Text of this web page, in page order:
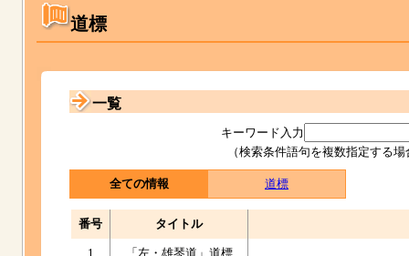
道標
一覧
キーワード入力
（検索条件語句を複数指定する
全ての情報 道標
番号 タイトル
1 「左・雄琴道」道標